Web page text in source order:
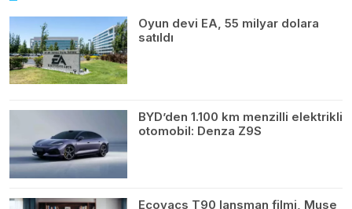
Oyun devi EA, 55 milyar dolara
satıldı
BYD’den 1.100 km menzilli elektrikli
otomobil: Denza Z9S
Ecovacs T90 lansman filmi, Muse